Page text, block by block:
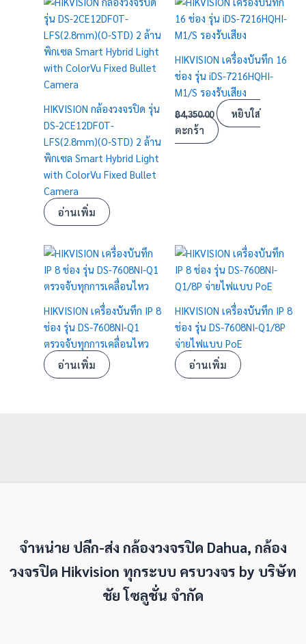
HIKVISION กล้องวงจรปิด รุ่น
DS-2CE12DF0T-
LFS(2.8mm)(O-STD) 2 ล้าน
พิกเซล Smart Hybrid Light
with ColorVu Fixed Bullet
Camera
อ่านเพิ่ม
HIKVISION เครื่องบันทึก 16
ช่อง รุ่น iDS-7216HQHI-
M1/S รองรับเสียง
฿4,350.00
หยิบใส่
ตะกร้า
HIKVISION เครื่องบันทึก IP 8
ช่อง รุ่น DS-7608NI-Q1
ตรวจจับทุกการเคลื่อนไหว
อ่านเพิ่ม
HIKVISION เครื่องบันทึก IP 8
ช่อง รุ่น DS-7608NI-Q1/8P
จ่ายไฟแบบ PoE
อ่านเพิ่ม
จำหน่าย ปลีก-ส่ง กล้องวงจรปิด Dahua, กล้อง
วงจรปิด Hikvision ทุกระบบ ครบวงจร by บริษัท
ชัย โซลูชั่น จำกัด